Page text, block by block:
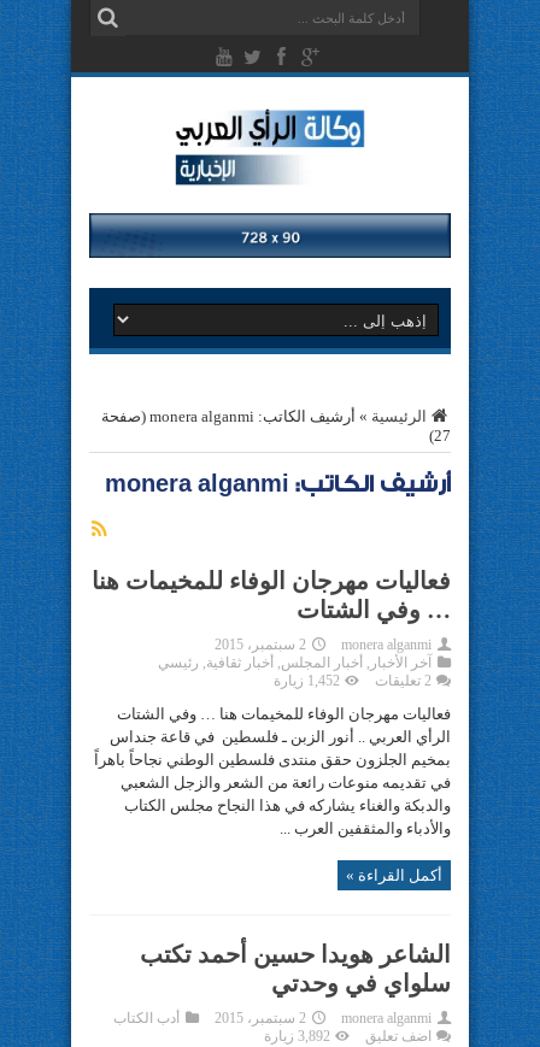
الرئيسية » أرشيف الكاتب: monera alganmi
(صفحة
27)
أرشيف الكاتب: monera alganmi
فعاليات مهرجان الوفاء للمخيمات هنا
… وفي الشتات
monera alganmi
2 سبتمبر، 2015
آخر الأخبار , أخبار المجلس, أخبار ثقافية, رئيسي
2 تعليقات
1,452 زيارة
فعاليات مهرجان الوفاء للمخيمات هنا … وفي الشتات
الرأي العربي .. أنور الزبن ـ فلسطين في قاعة جنداس
بمخيم الجلزون حقق منتدى فلسطين الوطني نجاحاً باهراً
في تقديمه منوعات رائعة من الشعر والزجل الشعبي
والدبكة والغناء يشاركه في هذا النجاح مجلس الكتاب
والأدباء والمثقفين العرب ...
أكمل القراءة »
الشاعر هويدا حسين أحمد تكتب
سلواي في وحدتي
monera alganmi 2 سبتمبر، 2015
أدب الكتاب
اضف تعليق
3,892 زيارة